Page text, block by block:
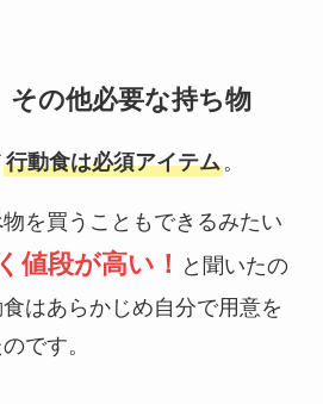
その他必要な持ち物
行動食は必須アイテム。
を買うこともできるみたい
値段が高い！ と聞いたの
はあらかじめ自分で用意を
です。